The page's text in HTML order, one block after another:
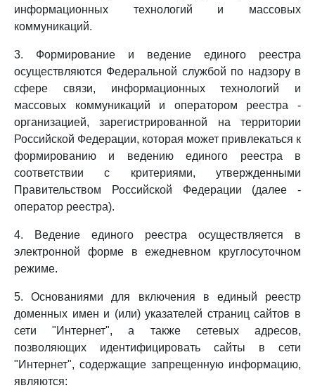
информационных технологий и массовых
коммуникаций.
3. Формирование и ведение единого реестра
осуществляются Федеральной службой по надзору в
сфере связи, информационных технологий и
массовых коммуникаций и оператором реестра -
организацией, зарегистрированной на территории
Российской Федерации, которая может привлекаться к
формированию и ведению единого реестра в
соответствии с критериями, утвержденными
Правительством Российской Федерации (далее -
оператор реестра).
4. Ведение единого реестра осуществляется в
электронной форме в ежедневном круглосуточном
режиме.
5. Основаниями для включения в единый реестр
доменных имен и (или) указателей страниц сайтов в
сети "Интернет", а также сетевых адресов,
позволяющих идентифицировать сайты в сети
"Интернет", содержащие запрещенную информацию,
являются: